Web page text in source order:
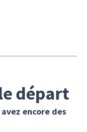
départ
encore des